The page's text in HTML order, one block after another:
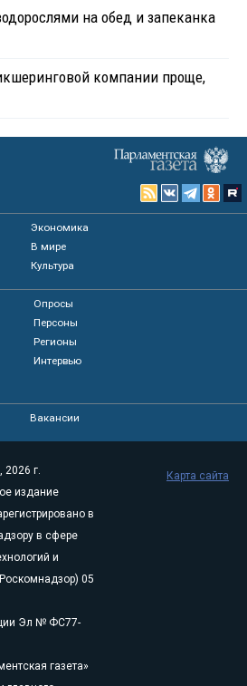
на обед и запеканка
компании проще,
Экономика
В мире
Культура
Опросы
Персоны
Регионы
Интервью
Вакансии
2026 г.
издание
в
в сфере
и
05
Эл № ФС77-
газета»
Карта сайта